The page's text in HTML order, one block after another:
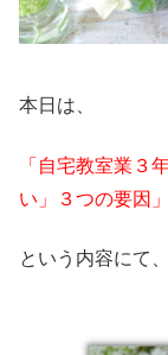
本日は、
「自宅教室業３
い」３つの要因」
という内容にて